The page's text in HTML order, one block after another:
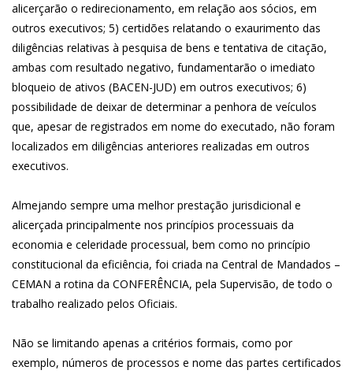
alicerçarão o redirecionamento, em relação aos sócios, em
outros executivos; 5) certidões relatando o exaurimento das
diligências relativas à pesquisa de bens e tentativa de citação,
ambas com resultado negativo, fundamentarão o imediato
bloqueio de ativos (BACEN-JUD) em outros executivos; 6)
possibilidade de deixar de determinar a penhora de veículos
que, apesar de registrados em nome do executado, não foram
localizados em diligências anteriores realizadas em outros
executivos.
Almejando sempre uma melhor prestação jurisdicional e
alicerçada principalmente nos princípios processuais da
economia e celeridade processual, bem como no princípio
constitucional da eficiência, foi criada na Central de Mandados –
CEMAN a rotina da CONFERÊNCIA, pela Supervisão, de todo o
trabalho realizado pelos Oficiais.
Não se limitando apenas a critérios formais, como por
exemplo, números de processos e nome das partes certificados